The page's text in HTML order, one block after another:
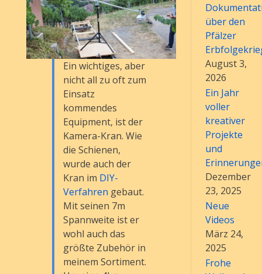
Ein wichtiges, aber
nicht all zu oft zum
Einsatz
kommendes
Equipment, ist der
Kamera-Kran. Wie
die Schienen,
wurde auch der
Kran im DIY-
Verfahren gebaut.
Mit seinen 7m
Spannweite ist er
wohl auch das
größte Zubehör in
meinem Sortiment.
über den
Pfälzer
August 3,
2026
Ein Jahr
voller
kreativer
Projekte
und
Dezember
23, 2025
Neue
Videos
März 24,
2025
Frohe